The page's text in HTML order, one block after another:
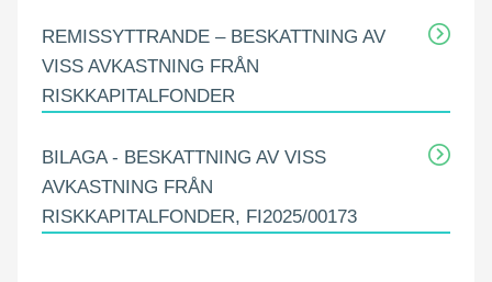
REMISSYTTRANDE – BESKATTNING AV
VISS AVKASTNING FRÅN
RISKKAPITALFONDER
BILAGA - BESKATTNING AV VISS
AVKASTNING FRÅN
RISKKAPITALFONDER, FI2025/00173